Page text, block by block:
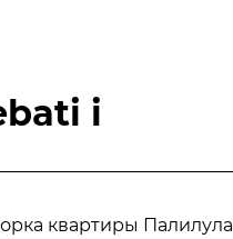
i
квартиры Палилула